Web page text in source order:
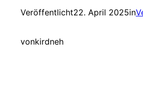
Veröffentlicht22. April 2025in
vonkirdneh